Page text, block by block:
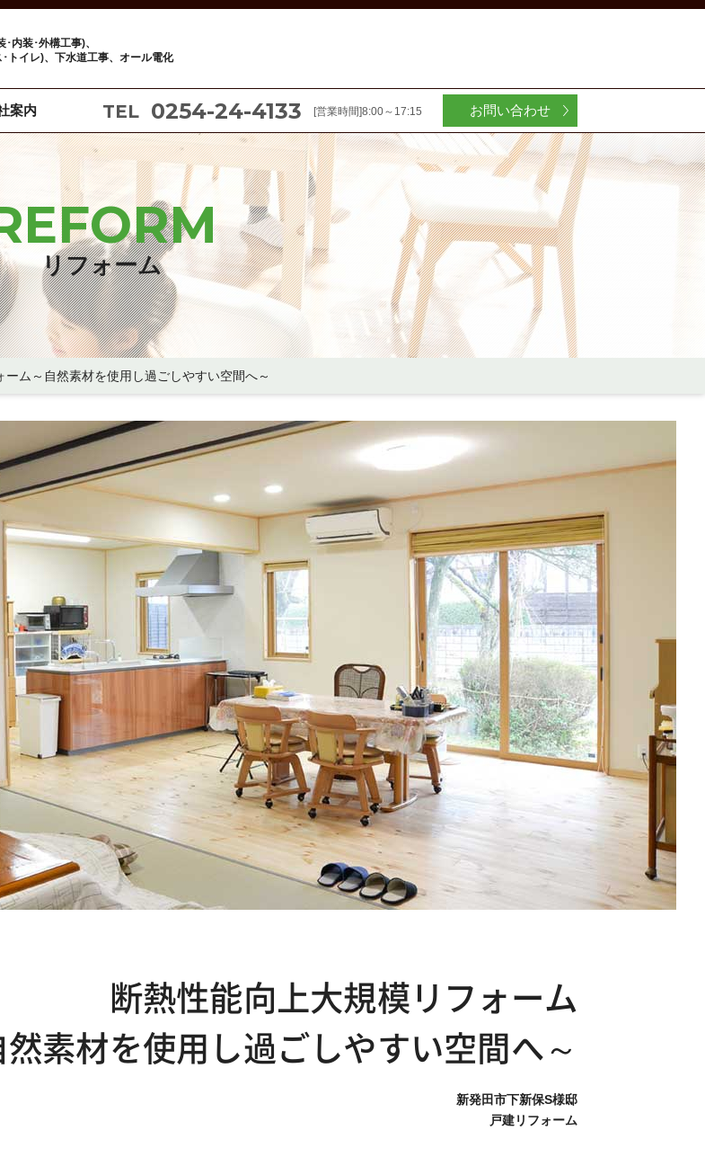
内装･外構工事)、
トイレ)、下水道工事、オール電化
案内 TEL 0254-24-4133 [営業時間]8:00～17:15 お問い合わせ
リフォーム
ーム～自然素材を使用し過ごしやすい空間へ～
断熱性能向上大規模リフォーム
然素材を使用し過ごしやすい空間へ～
新発田市下新保S様邸
戸建リフォーム